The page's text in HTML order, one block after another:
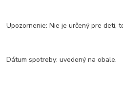
Upozornenie: Nie je určený pre deti,
Dátum spotreby: uvedený na obale.